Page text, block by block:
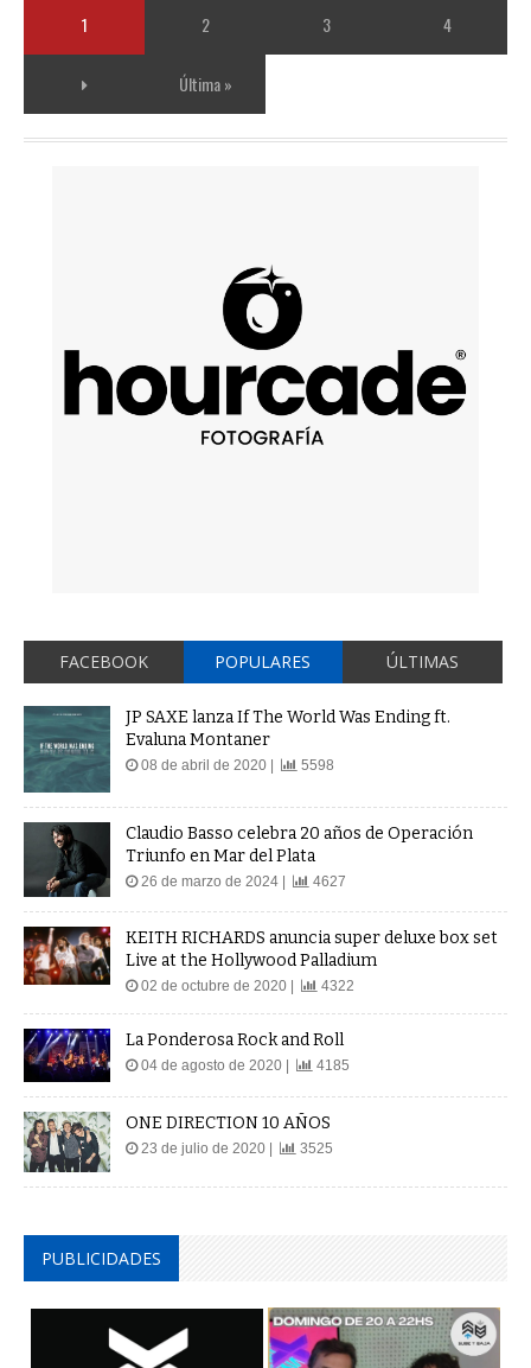
FACEBOOK POPULARES ÚLTIMAS
Evaluna Montaner
08 de abril de 2020 |
Claudio Basso celebra 20 años de Operación
Triunfo en Mar del Plata
26 de marzo de 2024 | 4627
KEITH RICHARDS anuncia super deluxe box set
Live at the Hollywood Palladium
02 de octubre de 2020 | 4322
La Ponderosa Rock and Roll
04 de agosto de 2020 | 4185
ONE DIRECTION 10 AÑOS
23 de julio de 2020 | 3525
PUBLICIDADES